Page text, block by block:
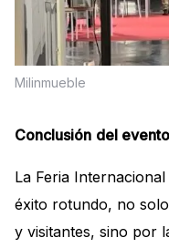
Milinmueble
Conclusión del
La Feria
éxito rotundo, no
y visitantes, sino por